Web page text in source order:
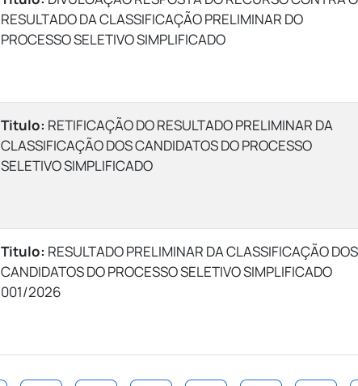
RESULTADO DA CLASSIFICAÇÃO PRELIMINAR DO
PROCESSO SELETIVO SIMPLIFICADO
Titulo: RETIFICAÇÃO DO RESULTADO PRELIMINAR DA
CLASSIFICAÇÃO DOS CANDIDATOS DO PROCESSO
SELETIVO SIMPLIFICADO
Titulo: RESULTADO PRELIMINAR DA CLASSIFICAÇÃO DOS
CANDIDATOS DO PROCESSO SELETIVO SIMPLIFICADO
001/2026